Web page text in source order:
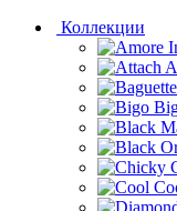
Коллекции